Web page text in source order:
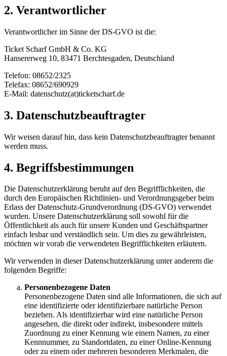
2. Verantwortlicher
Verantwortlicher im Sinne der DS-GVO ist die:
Ticket Scharf GmbH & Co. KG
Hansererweg 10, 83471 Berchtesgaden, Deutschland
Telefon: 08652/2325
Telefax: 08652/690929
E-Mail: datenschutz(at)ticketscharf.de
3. Datenschutzbeauftragter
Wir weisen darauf hin, dass kein Datenschutzbeauftragter benannt
werden muss.
4. Begriffsbestimmungen
Die Datenschutzerklärung beruht auf den Begrifflichkeiten, die
durch den Europäischen Richtlinien- und Verordnungsgeber beim
Erlass der Datenschutz-Grundverordnung (DS-GVO) verwendet
wurden. Unsere Datenschutzerklärung soll sowohl für die
Öffentlichkeit als auch für unsere Kunden und Geschäftspartner
einfach lesbar und verständlich sein. Um dies zu gewährleisten,
möchten wir vorab die verwendeten Begrifflichkeiten erläutern.
Wir verwenden in dieser Datenschutzerklärung unter anderem die
folgenden Begriffe:
Personenbezogene Daten
Personenbezogene Daten sind alle Informationen, die sich auf
eine identifizierte oder identifizierbare natürliche Person
beziehen. Als identifizierbar wird eine natürliche Person
angesehen, die direkt oder indirekt, insbesondere mittels
Zuordnung zu einer Kennung wie einem Namen, zu einer
Kennnummer, zu Standortdaten, zu einer Online-Kennung
oder zu einem oder mehreren besonderen Merkmalen, die